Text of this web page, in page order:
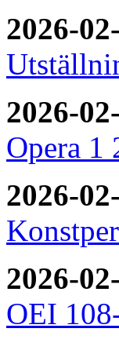
2026-
2026-
Opera 1
2026-
2026-
OEI